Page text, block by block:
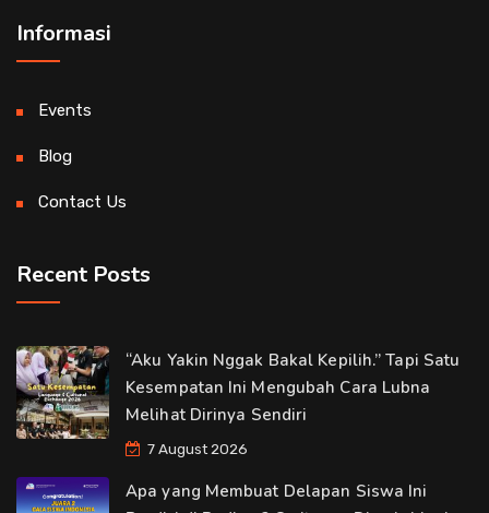
Informasi
Events
Blog
Contact Us
Recent Posts
“Aku Yakin Nggak Bakal Kepilih.” Tapi Satu
Kesempatan Ini Mengubah Cara Lubna
Melihat Dirinya Sendiri
7 August 2026
Apa yang Membuat Delapan Siswa Ini